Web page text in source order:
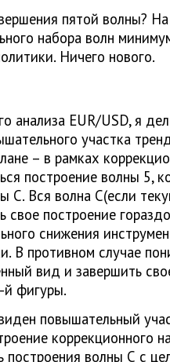
пятой волны?
набора волн
Ничего нового.
анализа EUR/USD, я
участка
– в рамках
построение волны 5,
С. Вся волна С(если
свое построение
снижения
В противном случае
вид и завершить
й фигуры.
повышательный
коррекционного
построения волны С с